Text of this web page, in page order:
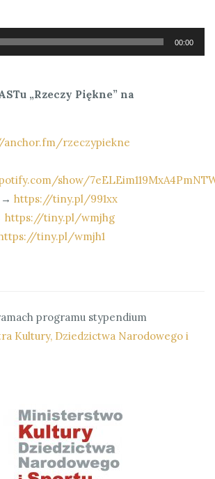
00:00
„Rzeczy Piękne” na
rzeczypiekne
show/
→ https://tiny.pl/991xx
https://tiny.pl/wmjhg
tiny.pl/wmjh1
programu stypendium
Kultury, Dziedzictwa Narodowego i